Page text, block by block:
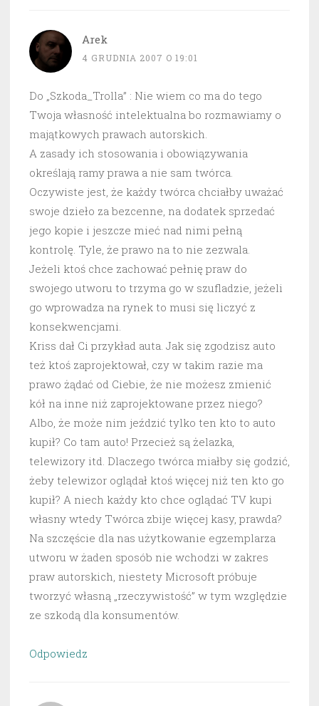
Arek
4 GRUDNIA 2007 O 19:01
Do „Szkoda_Trolla” : Nie wiem co ma do tego
Twoja własność intelektualna bo rozmawiamy o
majątkowych prawach autorskich.
A zasady ich stosowania i obowiązywania
określają ramy prawa a nie sam twórca.
Oczywiste jest, że każdy twórca chciałby uważać
swoje dzieło za bezcenne, na dodatek sprzedać
jego kopie i jeszcze mieć nad nimi pełną
kontrolę. Tyle, że prawo na to nie zezwala.
Jeżeli ktoś chce zachować pełnię praw do
swojego utworu to trzyma go w szufladzie, jeżeli
go wprowadza na rynek to musi się liczyć z
konsekwencjami.
Kriss dał Ci przykład auta. Jak się zgodzisz auto
też ktoś zaprojektował, czy w takim razie ma
prawo żądać od Ciebie, że nie możesz zmienić
kół na inne niż zaprojektowane przez niego?
Albo, że może nim jeździć tylko ten kto to auto
kupił? Co tam auto! Przecież są żelazka,
telewizory itd. Dlaczego twórca miałby się godzić,
żeby telewizor oglądał ktoś więcej niż ten kto go
kupił? A niech każdy kto chce oglądać TV kupi
własny wtedy Twórca zbije więcej kasy, prawda?
Na szczęście dla nas użytkowanie egzemplarza
utworu w żaden sposób nie wchodzi w zakres
praw autorskich, niestety Microsoft próbuje
tworzyć własną „rzeczywistość” w tym względzie
ze szkodą dla konsumentów.
Odpowiedz